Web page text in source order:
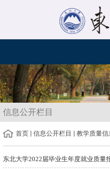
信息公开栏目
首页 信息公开栏目 教学质量信
东北大学2022届毕业生年度就业质量